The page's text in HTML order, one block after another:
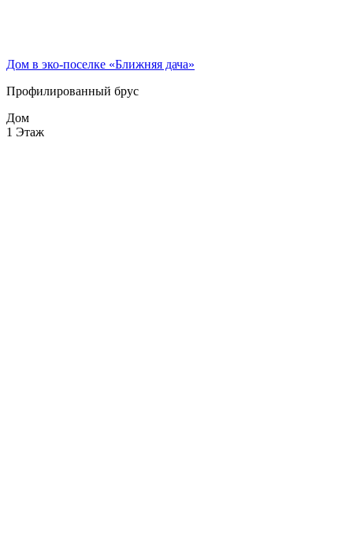
Дом в эко-поселке «Ближняя дача»
Профилированный брус
Дом
1 Этаж